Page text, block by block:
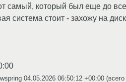
самый, который был еще до
система стоит - захожу на
04.05.2026 06:50:12 +00:00